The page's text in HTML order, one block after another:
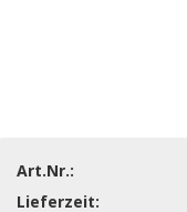
Art.Nr.:
Lieferzeit: